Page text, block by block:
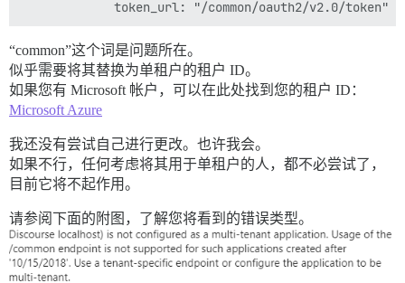
“common”这个词是问题所在。
似乎需要将其替换为单租户的租户 ID。
如果您有 Microsoft 帐户，可以在此处找到您的租户 ID：
Microsoft Azure
我还没有尝试自己进行更改。也许我会。
如果不行，任何考虑将其用于单租户的人，都不必尝试了，
目前它将不起作用。
请参阅下面的附图，了解您将看到的错误类型。